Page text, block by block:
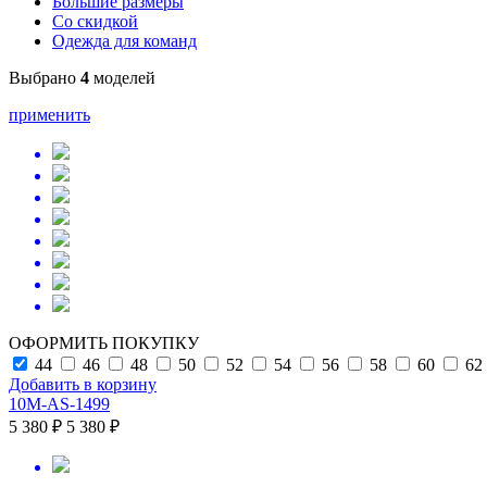
Со скидкой
Одежда для команд
Выбрано 4 моделей
применить
ОФОРМИТЬ ПОКУПКУ
44
46 48 50 52 54 56 58 60
62
Добавить в корзину
10M-AS-1499
5 380 ₽ 5 380 ₽